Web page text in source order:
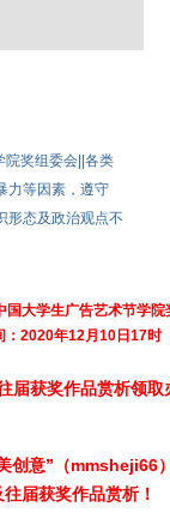
院奖组委会||各类
力等因素，遵守
形态及政治观点不
国大学生广告艺术节学院
：2020年12月10日17时
届获奖作品赏析领取
创意”（mmsheji66
往届获奖作品赏析！